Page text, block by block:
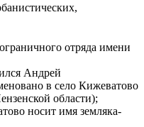
отряда имени
Андрей
в село Кижеватово
области);
носит имя земляка-